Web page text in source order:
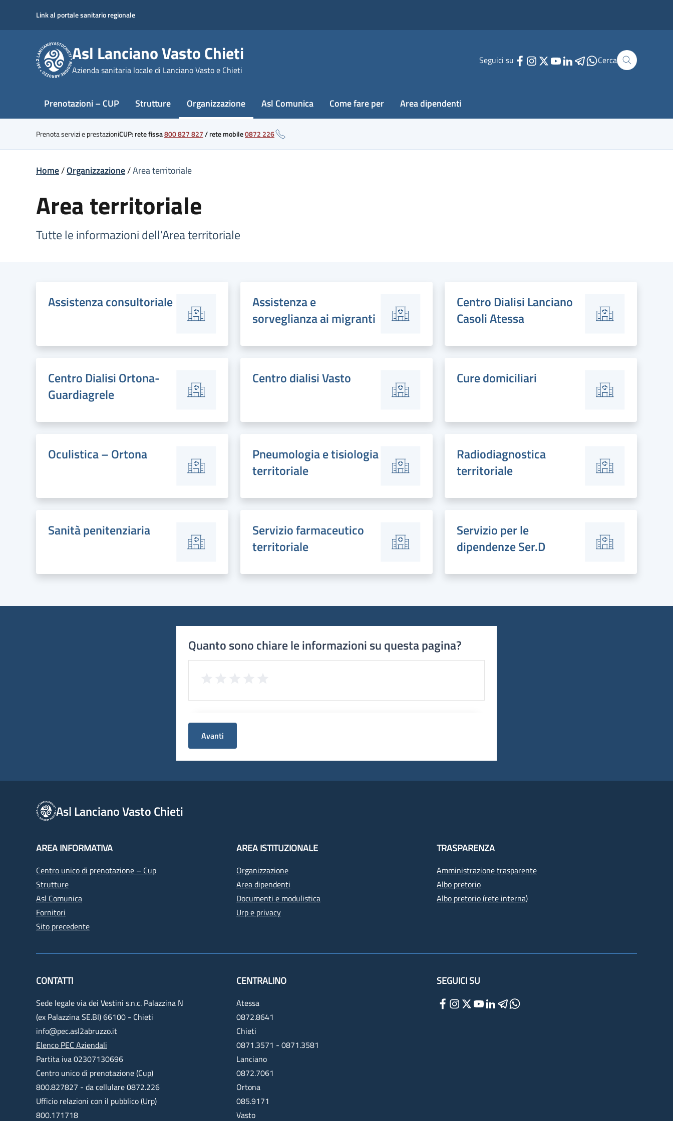
content
Link al portale sanitario regionale
Asl Lanciano Vasto Chieti
Azienda sanitaria locale di Lanciano Vasto e Chieti
Seguici su Cerca
Prenotazioni – CUP Strutture Organizzazione Asl Comunica Come fare per Area dipendenti
Prenota servizi e prestazioniCUP: rete fissa800 827 827/rete mobile0872 226
Home/Organizzazione/Area territoriale
Area territoriale
Tutte le informazioni dell’Area territoriale
Assistenza consultoriale
Assistenza e
sorveglianza ai migranti
Centro Dialisi Lanciano
Casoli Atessa
Centro Dialisi Ortona-
Guardiagrele
Centro dialisi Vasto Cure domiciliari
Oculistica – Ortona
Pneumologia e tisiologia
territoriale
Radiodiagnostica
territoriale
Sanità penitenziaria
Servizio farmaceutico
territoriale
Servizio per le
dipendenze Ser.D
Quanto sono chiare le informazioni su questa pagina?
Avanti
Asl Lanciano Vasto Chieti
AREA INFORMATIVA
Centro unico di prenotazione – Cup
Strutture
Asl Comunica
Fornitori
Sito precedente
AREA ISTITUZIONALE
Organizzazione
Area dipendenti
Documenti e modulistica
Urp e privacy
TRASPARENZA
Amministrazione trasparente
Albo pretorio
Albo pretorio (rete interna)
CONTATTI
Sede legale via dei Vestini s.n.c. Palazzina N
(ex Palazzina SE.BI) 66100 - Chieti
info@pec.asl2abruzzo.it
Elenco PEC Aziendali
Partita iva 02307130696
Centro unico di prenotazione (Cup)
800.827827 - da cellulare 0872.226
Ufficio relazioni con il pubblico (Urp)
800.171718
CENTRALINO
Atessa
0872.8641
Chieti
0871.3571 - 0871.3581
Lanciano
0872.7061
Ortona
085.9171
Vasto
SEGUICI SU